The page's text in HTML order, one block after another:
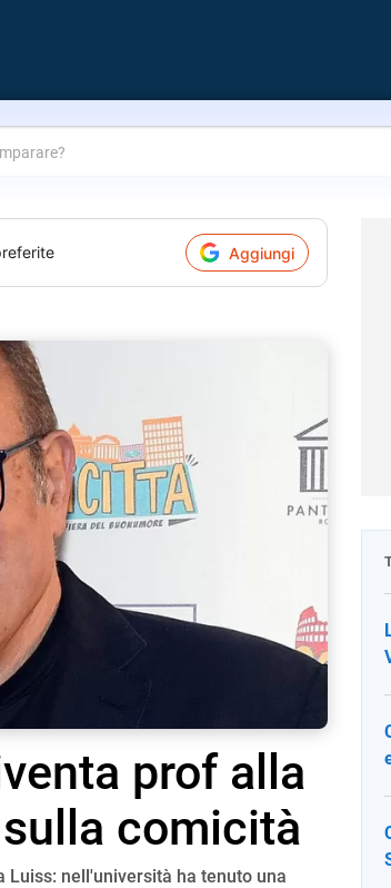
Aggiungi
prof alla
comicità
Luiss: nell'università ha tenuto una